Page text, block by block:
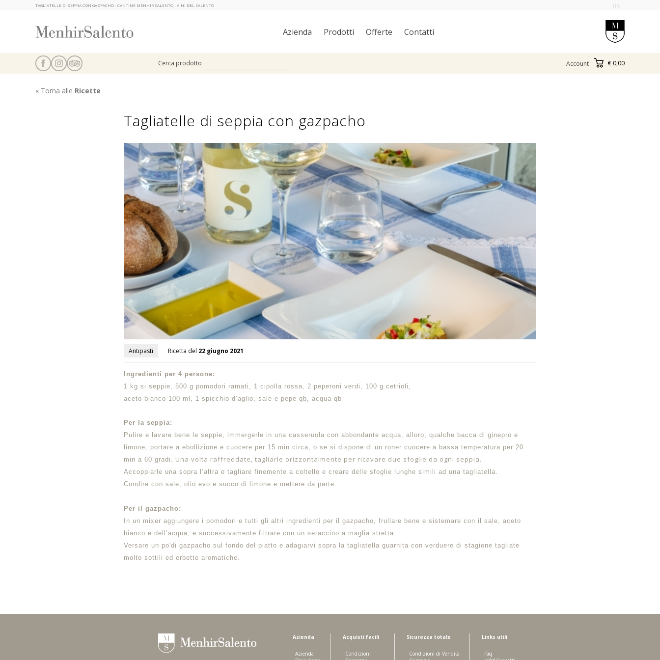
TAGLIATELLE DI SEPPIA CON GAZPACHO - CANTINE MENHIR SALENTO - VINI DEL SALENTO ITA
Azienda Prodotti Offerte Contatti
Cerca prodotto Account € 0,00
« Torna alle Ricette
Tagliatelle di seppia con gazpacho
Antipasti Ricetta del 22 giugno 2021
Ingredienti per 4 persone:
1 kg si seppie, 500 g pomodori ramati, 1 cipolla rossa, 2 peperoni verdi, 100 g cetrioli,
aceto bianco 100 ml, 1 spicchio d’aglio, sale e pepe qb, acqua qb
Per la seppia:
Pulire e lavare bene le seppie, immergerle in una casseruola con abbondante acqua, alloro, qualche bacca di ginepro e
limone, portare a ebollizione e cuocere per 15 min circa, o se si dispone di un roner cuocere a bassa temperatura per 20
min a 60 gradi.
Una volta raffreddate, tagliarle orizzontalmente per ricavare due sfoglie da ogni seppia.
Accoppiarle una sopra l’altra e tagliare finemente a coltello e creare delle sfoglie lunghe simili ad una tagliatella.
Condire con sale, olio evo e succo di limone e mettere da parte.
Per il gazpacho:
In un mixer aggiungere i pomodori e tutti gli altri ingredienti per il gazpacho, frullare bene e sistemare con il sale, aceto
bianco e dell’acqua, e successivamente filtrare con un setaccino a maglia stretta.
Versare un po'di gazpacho sul fondo del piatto e adagiarvi sopra la tagliatella guarnita con verduere di stagione tagliate
molto sottili ed erbette aromatiche.
Azienda
Azienda
Acquisti facili
Condizioni
Sicurezza totale
Condizioni di Vendita
Links utili
Faq